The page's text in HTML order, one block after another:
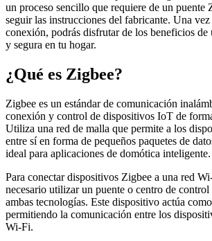
un proceso sencillo que requiere de un puente
seguir las instrucciones del fabricante. Una vez
conexión, podrás disfrutar de los beneficios
y segura en tu hogar.
¿Qué es Zigbee?
Zigbee es un estándar de comunicación
conexión y control de dispositivos IoT de
Utiliza una red de malla que permite a los
entre sí en forma de pequeños paquetes de
ideal para aplicaciones de domótica inteligente.
Para conectar dispositivos Zigbee a una red
necesario utilizar un puente o centro de
ambas tecnologías. Este dispositivo actúa
permitiendo la comunicación entre los
Wi-Fi.